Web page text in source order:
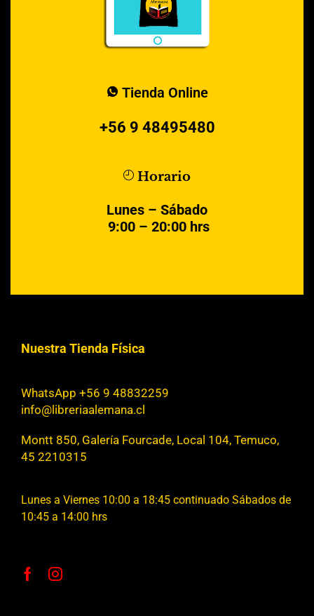
Tienda Online
+56 9 48495480
Horario
Lunes – Sábado
9:00 – 20:00 hrs
Nuestra Tienda Física
WhatsApp +56 9 48832259
info@libreriaalemana.cl
Montt 850, Galería Fourcade, Local 104, Temuco,
45 2210315
Lunes a Viernes 10:00 a 18:45 continuado Sábados de
10:45 a 14:00 hrs